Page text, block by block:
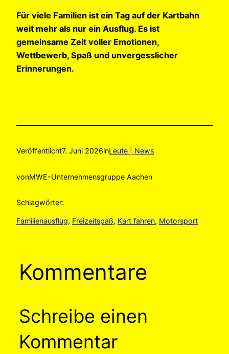
Für viele Familien ist ein Tag auf der Kartbahn
weit mehr als nur ein Ausflug. Es ist
gemeinsame Zeit voller Emotionen,
Wettbewerb, Spaß und unvergesslicher
Erinnerungen.
Veröffentlicht7. Juni 2026inLeute | News
vonMWE-Unternehmensgruppe Aachen
Schlagwörter:
Familienausflug, Freizeitspaß, Kart fahren, Motorsport
Kommentare
Schreibe einen
Kommentar